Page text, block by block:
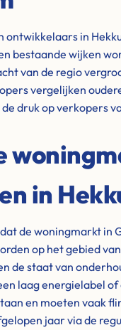
ontwikkelaars in
bestaande wijken
van de regio
vergelijken
druk op verkopers
in
de woningmarkt
op het gebied
de staat van
laag energielabel
en moeten vaak
jaar via de